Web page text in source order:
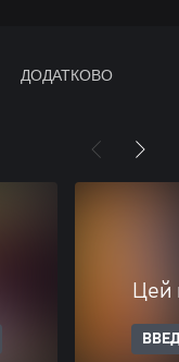
ДОДАТКОВО
Цей